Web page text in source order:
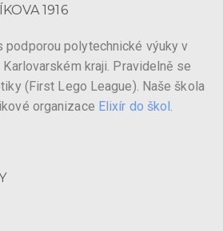
1916
podporou polytechnické výuky v
kraji. Pravidelně se
(First Lego League). Naše škola
organizace Elixír do škol.